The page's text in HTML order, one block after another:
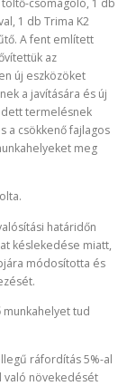
csomagoló, 1 db
1 db Trima K2
A fent említett
az
új eszközöket
a javítására és új
termelésnek
a csökkenő fajlagos
meg
határidőn
késlekedése miatt,
módosította és
munkahelyet tud
ráfordítás 5%-al
való növekedését